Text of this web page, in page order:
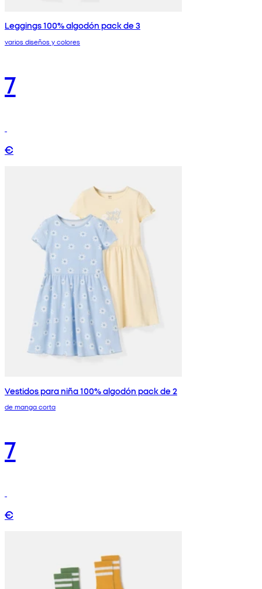
Leggings 100% algodón pack de 3
varios diseños y colores
7
€
Vestidos para niña 100% algodón pack de 2
de manga corta
7
€